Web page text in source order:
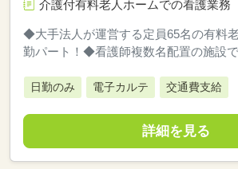
介護付有料老人ホームでの看護業務
◆大手法人が運営する定員65名の有料
勤パート！◆看護師複数名配置の施設
日勤のみ 電子カルテ 交通費支給
詳細を見る